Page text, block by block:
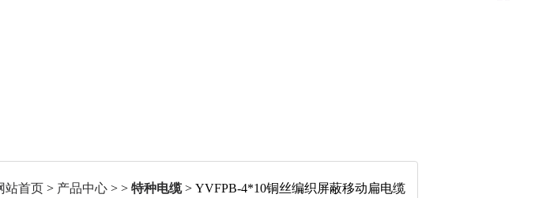
站首页 > 产品中心 > > 特种电缆> YVFPB-4*10铜丝编织屏蔽移动扁电缆